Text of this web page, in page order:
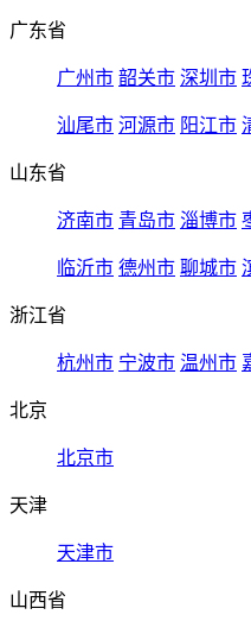
广东省
广州市 韶关市 深圳市
汕尾市 河源市 阳江市
山东省
济南市 青岛市 淄博市
临沂市 德州市 聊城市
浙江省
杭州市 宁波市 温州市
北京
北京市
天津
天津市
山西省